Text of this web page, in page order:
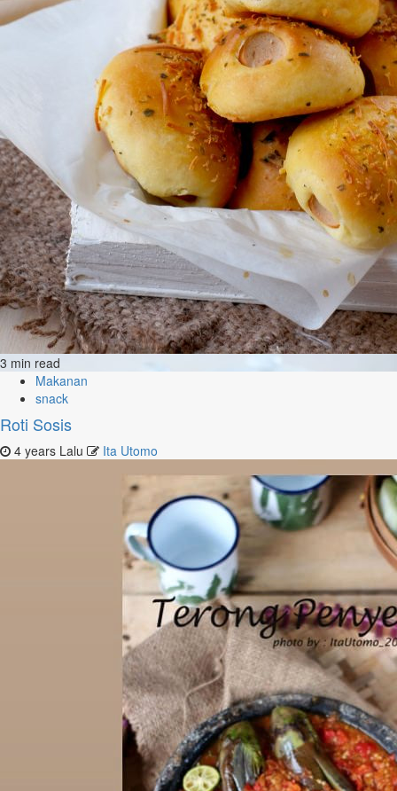
3 min read
Makanan
snack
Roti Sosis
4 years Lalu Ita Utomo